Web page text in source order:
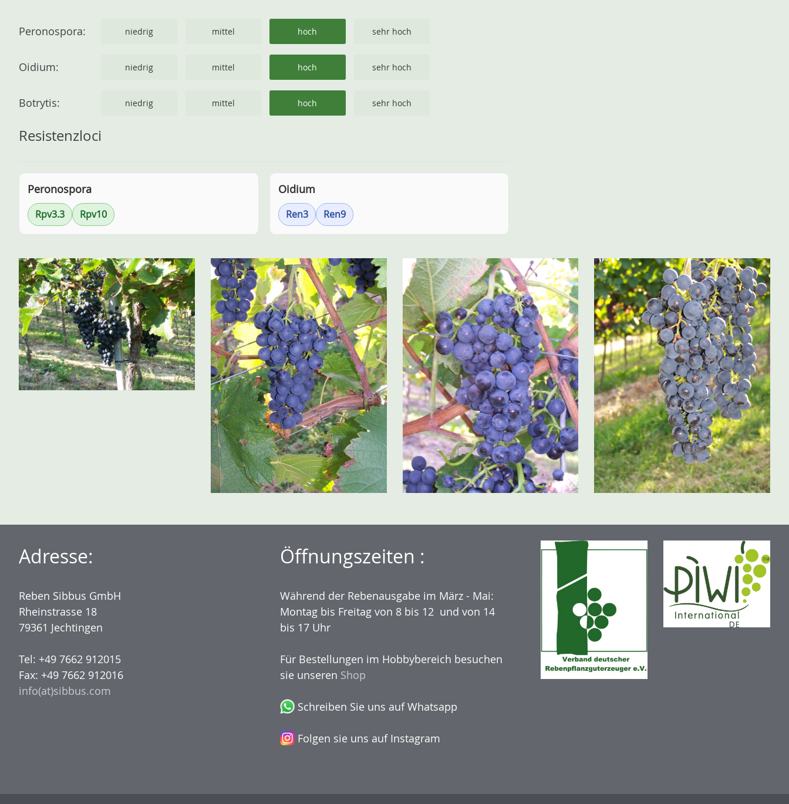
Peronospora: niedrig mittel hoch sehr hoch
Oidium: niedrig mittel hoch sehr hoch
Botrytis: niedrig mittel hoch sehr hoch
Resistenzloci
Peronospora
Rpv3.3 Rpv10
Oidium
Ren3 Ren9
Adresse:
Reben Sibbus GmbH
Rheinstrasse 18
79361 Jechtingen
Tel: +49 7662 912015
Fax: +49 7662 912016
info(at)sibbus.com
Öffnungszeiten :
Während der Rebenausgabe im März - Mai:
Montag bis Freitag von 8 bis 12 und von 14
bis 17 Uhr
Für Bestellungen im Hobbybereich besuchen
sie unseren Shop
Schreiben Sie uns auf Whatsapp
Folgen sie uns auf Instagram